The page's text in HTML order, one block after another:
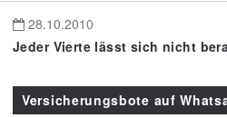
28.10.2010
Jeder Vierte lässt sich nicht
Versicherungsbote auf